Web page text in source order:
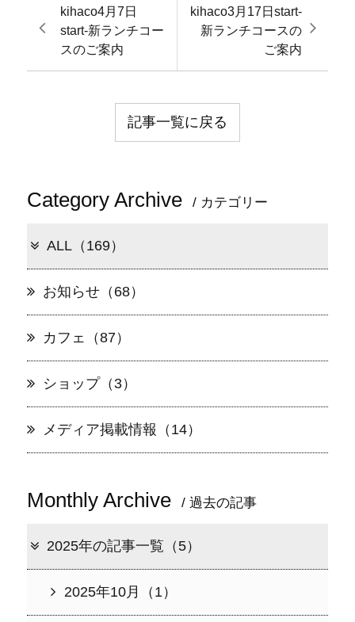
kihaco4月7日
start-新ランチコー
スのご案内
kihaco3月17日start-
新ランチコースの
ご案内
記事一覧に戻る
Category Archive / カテゴリー
ALL（169）
お知らせ（68）
カフェ（87）
ショップ（3）
メディア掲載情報（14）
Monthly Archive / 過去の記事
2025年の記事一覧（5）
2025年10月（1）